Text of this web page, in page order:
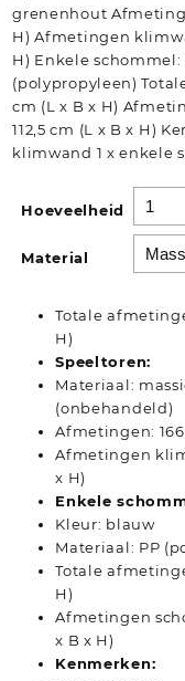
grenenhout
H) Afmetingen
H) Enkele
(polypropyleen)
cm (L x B x H)
112,5 cm (L x B x H)
klimwand 1 x enkele
Hoeveelheid
Material
Totale
H)
Speeltoren:
Materiaal:
(onbehandeld)
Afmetingen: 166
Afmetingen
x H)
Enkele
Kleur: blauw
Materiaal: PP
Totale
H)
Afmetingen
x B x H)
Kenmerken: